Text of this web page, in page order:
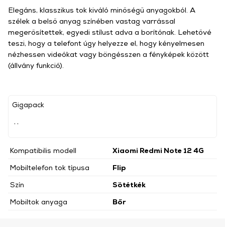
Gigapack
Kompatibilis modell
Xiaomi Redmi Note 12 4G
Mobiltelefon tok típusa
Flip
Szín
Sötétkék
Mobiltok anyaga
Bőr
Elegáns, klasszikus tok kiváló minőségű anyagokból. A
szélek a belső anyag színében vastag varrással
megerősítettek, egyedi stílust adva a borítónak. Lehetővé
teszi, hogy a telefont úgy helyezze el, hogy kényelmesen
nézhessen videókat vagy böngésszen a fényképek között
(állvány funkció).